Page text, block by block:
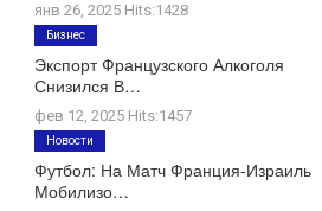
янв 26, 2025 Hits:1428
Экспорт Французского Алкоголя
Снизился В…
фев 12, 2025 Hits:1457
Бизнес
Футбол: На Матч Франция-Израиль
Мобилизо…
Новости